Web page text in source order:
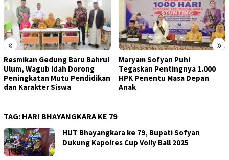
« »
Resmikan Gedung Baru Bahrul
Ulum, Wagub Idah Dorong
Peningkatan Mutu Pendidikan
dan Karakter Siswa
Maryam Sofyan Puhi
Tegaskan Pentingnya 1.000
HPK Penentu Masa Depan
Anak
TAG: HARI BHAYANGKARA KE 79
HUT Bhayangkara ke 79, Bupati Sofyan
Dukung Kapolres Cup Volly Ball 2025